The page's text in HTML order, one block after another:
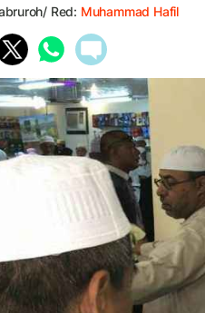
Red: Muhammad Hafil